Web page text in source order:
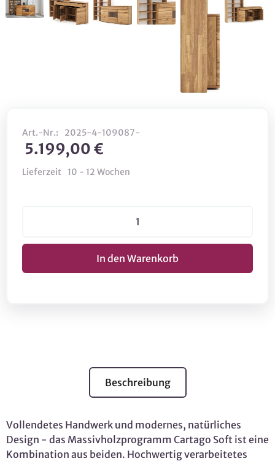
Art.-Nr.: 2025-4-109087-
5.199,00 €
Lieferzeit 10 - 12 Wochen
Beschreibung
Vollendetes Handwerk und modernes, natürliches
Design - das Massivholzprogramm Cartago Soft ist eine
Kombination aus beiden. Hochwertig verarbeitetes